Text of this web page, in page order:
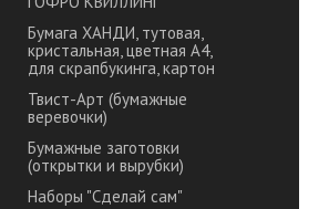
Бумага ХАНДИ, тутовая,
кристальная, цветная А4,
для скрапбукинга, картон
Твист-Арт (бумажные
веревочки)
Бумажные заготовки
(открытки и вырубки)
Наборы "Сделай сам"